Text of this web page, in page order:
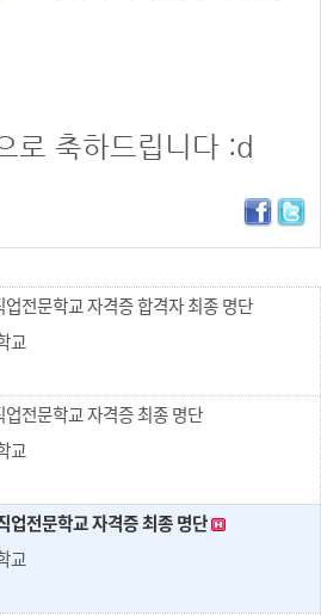
로 축하드립니다 :d
전문학교 자격증 합격자 최종 명단
교
전문학교 자격증 최종 명단
교
전문학교 자격증 최종 명단
교